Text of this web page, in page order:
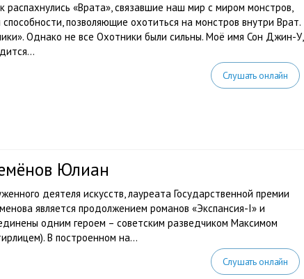
распахнулись «Врата», связавшие наш мир с миром монстров,
позволяющие охотиться на монстров внутри Врат.
Однако не все Охотники были сильны. Моё имя Сон Джин-У,
Слушать онлайн
Юлиан
деятеля искусств, лауреата Государственной премии
является продолжением романов «Экспансия-I» и
одним героем – советским разведчиком Максимом
В построенном на...
Слушать онлайн